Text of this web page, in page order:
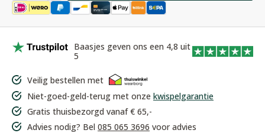
Baasjes geven ons een 4,8 uit
5
Veilig bestellen met
Niet-goed-geld-terug met onze kwispelgarantie
Gratis thuisbezorgd vanaf € 65,-
Advies nodig? Bel 085 065 3696 voor advies